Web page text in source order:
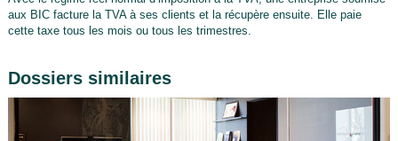
aux BIC facture la TVA à ses clients et la récupère ensuite. Elle paie
cette taxe tous les mois ou tous les trimestres.
Dossiers similaires